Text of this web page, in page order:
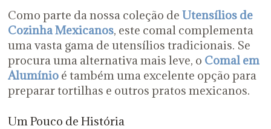
Como parte da nossa coleção de Utensílios de
Cozinha Mexicanos, este comal complementa
uma vasta gama de utensílios tradicionais. Se
procura uma alternativa mais leve, o Comal em
Alumínioé também uma excelente opção para
preparar tortilhas e outros pratos mexicanos.
Um Pouco de História